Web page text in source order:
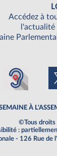
Accédez à
l'actualité
À
©Tous droits
:
- 126 Rue